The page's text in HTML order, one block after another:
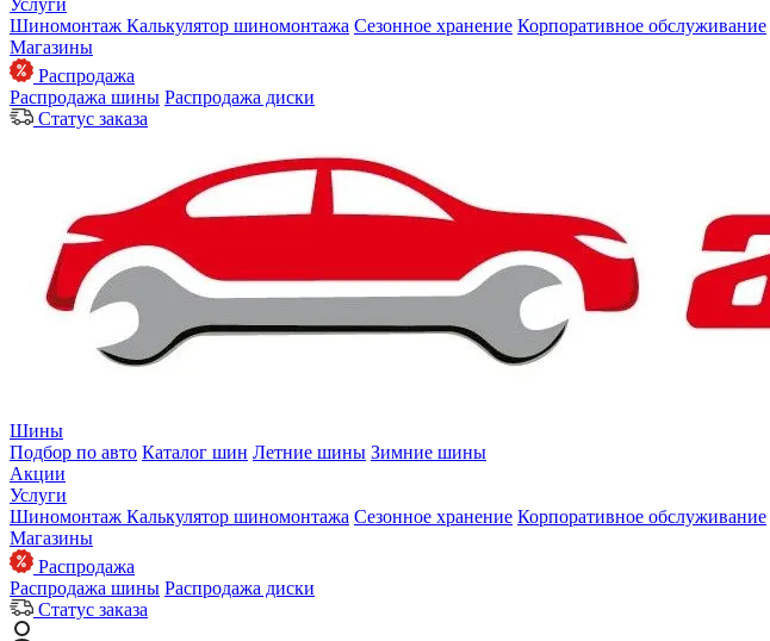
Услуги
Шиномонтаж Калькулятор шиномонтажа Сезонное хранение Корпоративное обслуживание
Магазины
Распродажа
Распродажа шины Распродажа диски
Статус заказа
Шины
Подбор по авто Каталог шин Летние шины Зимние шины
Акции
Услуги
Шиномонтаж Калькулятор шиномонтажа Сезонное хранение Корпоративное обслуживание
Магазины
Распродажа
Распродажа шины Распродажа диски
Статус заказа